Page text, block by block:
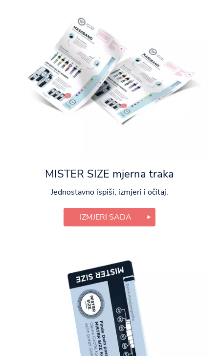
MISTER SIZE mjerna traka
Jednostavno ispiši, izmjeri i očitaj.
IZMJERI SADA